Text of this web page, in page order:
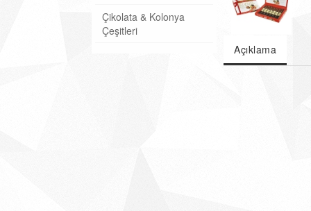
Çikolata & Kolonya
Çeşitleri
Açıklama